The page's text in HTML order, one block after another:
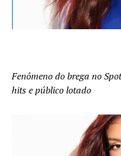
Fenômeno do brega no
hits e público lotado